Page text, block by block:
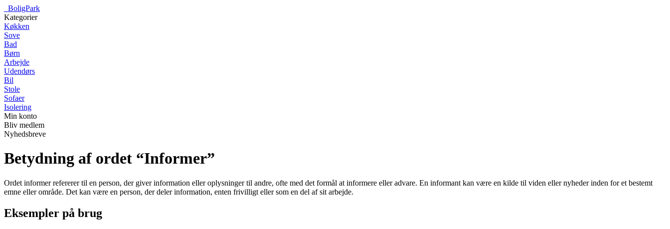
BoligPark
Kategorier
Køkken
Sove
Bad
Børn
Arbejde
Udendørs
Bil
Stole
Sofaer
Isolering
Min konto
Bliv medlem
Nyhedsbreve
Betydning af ordet “Informer”
Ordet informer refererer til en person, der giver information eller oplysninger til andre, ofte med det formål at informere eller advare. En informant kan være en kilde til viden eller nyheder inden for et bestemt
emne eller område. Det kan være en person, der deler information, enten frivilligt eller som en del af sit arbejde.
Eksempler på brug